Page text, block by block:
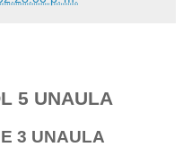
5 UNAULA
3 UNAULA